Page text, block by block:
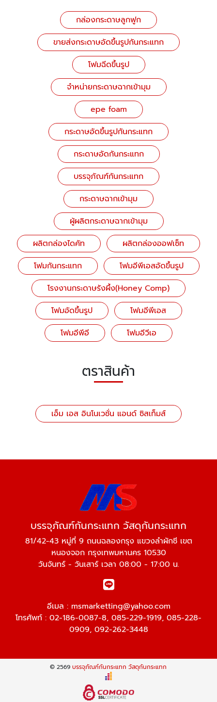
กล่องกระดาษลูกฟูก
ขายส่งกระดาษอัดขึ้นรูปกันกระแทก
โฟมฉีดขึ้นรูป
จำหน่ายกระดาษฉากเข้ามุม
epe foam
กระดาษอัดขึ้นรูปกันกระแทก
กระดาษอัดกันกระแทก
บรรจุภัณฑ์กันกระแทก
กระดาษฉากเข้ามุม
ผู้ผลิตกระดาษฉากเข้ามุม
ผลิตกล่องไดคัท
ผลิตกล่องออฟเซ็ท
โฟมกันกระแทก
โฟมอีพีเอสอัดขึ้นรูป
โรงงานกระดาษรังผึ้ง(Honey Comp)
โฟมอัดขึ้นรูป
โฟมอีพีเอส
โฟมอีพีอี
โฟมอีวีเอ
ตราสินค้า
เอ็ม เอส อินโนเวชั่น แอนด์ ซิสเท็มส์
บรรจุภัณฑ์กันกระแทก วัสดุกันกระแทก
81/42-43 หมู่ที่ 9 ถนนฉลองกรุง แขวงลำผักชี เขต
หนองจอก กรุงเทพมหานคร 10530
วันจันทร์ - วันเสาร์ เวลา 08:00 - 17:00 น.
อีเมล : msmarketting@yahoo.com
โทรศัพท์ : 02-186-0087-8, 085-229-1919, 085-228-
0909, 092-262-3448
© 2569บรรจุภัณฑ์กันกระแทก วัสดุกันกระแทก